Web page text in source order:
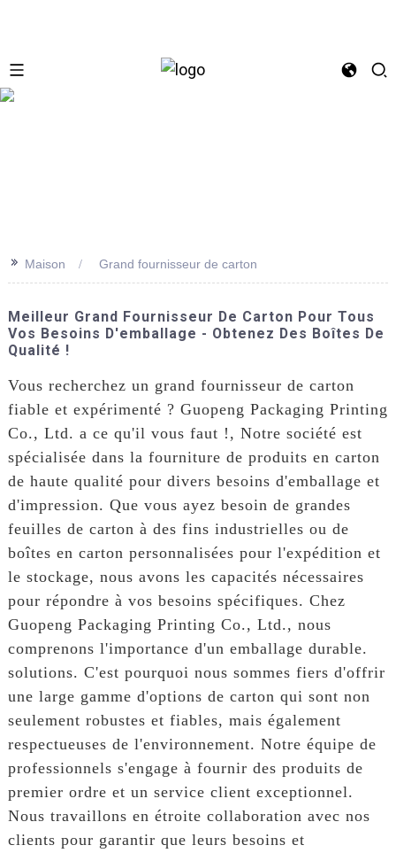
>> Maison Grand fournisseur de carton
Meilleur Grand Fournisseur De Carton Pour Tous
Vos Besoins D'emballage - Obtenez Des Boîtes De
Qualité !
Vous recherchez un grand fournisseur de carton
fiable et expérimenté ? Guopeng Packaging Printing
Co., Ltd. a ce qu'il vous faut !, Notre société est
spécialisée dans la fourniture de produits en carton
de haute qualité pour divers besoins d'emballage et
d'impression. Que vous ayez besoin de grandes
feuilles de carton à des fins industrielles ou de
boîtes en carton personnalisées pour l'expédition et
le stockage, nous avons les capacités nécessaires
pour répondre à vos besoins spécifiques. Chez
Guopeng Packaging Printing Co., Ltd., nous
comprenons l'importance d'un emballage durable.
solutions. C'est pourquoi nous sommes fiers d'offrir
une large gamme d'options de carton qui sont non
seulement robustes et fiables, mais également
respectueuses de l'environnement. Notre équipe de
professionnels s'engage à fournir des produits de
premier ordre et un service client exceptionnel.
Nous travaillons en étroite collaboration avec nos
clients pour garantir que leurs besoins et